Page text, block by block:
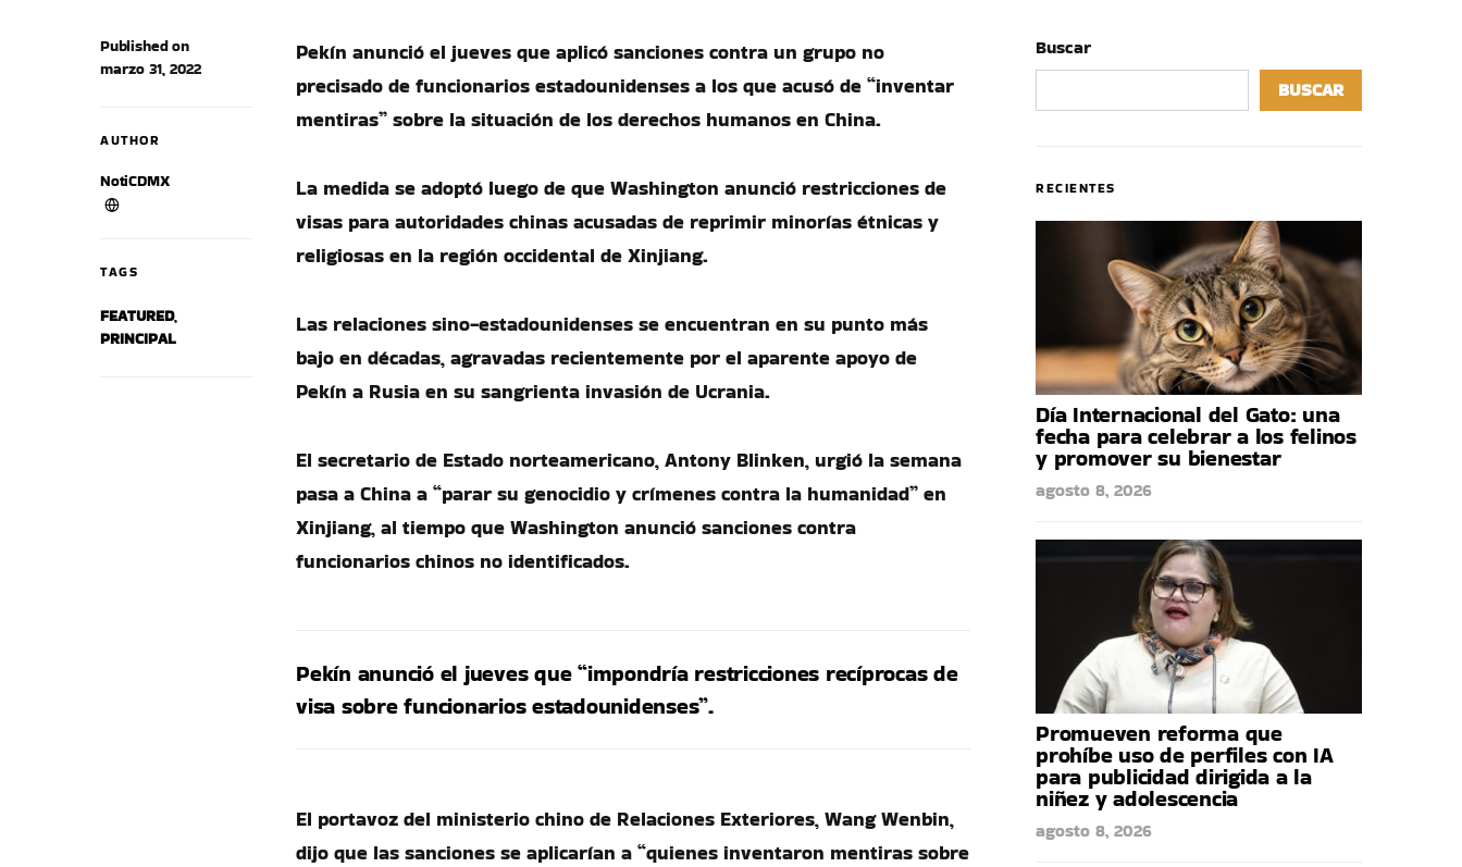
Published on
marzo 31, 2022
AUTHOR
NotiCDMX
TAGS
FEATURED,
PRINCIPAL
Pekín anunció el jueves que aplicó sanciones contra un grupo no
precisado de funcionarios estadounidenses a los que acusó de “inventar
mentiras” sobre la situación de los derechos humanos en China.
La medida se adoptó luego de que Washington anunció restricciones de
visas para autoridades chinas acusadas de reprimir minorías étnicas y
religiosas en la región occidental de Xinjiang.
Las relaciones sino-estadounidenses se encuentran en su punto más
bajo en décadas, agravadas recientemente por el aparente apoyo de
Pekín a Rusia en su sangrienta invasión de Ucrania.
El secretario de Estado norteamericano, Antony Blinken, urgió la semana
pasa a China a “parar su genocidio y crímenes contra la humanidad” en
Xinjiang, al tiempo que Washington anunció sanciones contra
funcionarios chinos no identificados.
Pekín anunció el jueves que “impondría restricciones recíprocas de
visa sobre funcionarios estadounidenses”.
El portavoz del ministerio chino de Relaciones Exteriores, Wang Wenbin,
dijo que las sanciones se aplicarían a “quienes inventaron mentiras sobre
Buscar
BUSCAR
RECIENTES
Día Internacional del Gato: una
fecha para celebrar a los felinos
y promover su bienestar
agosto 8, 2026
Promueven reforma que
prohíbe uso de perfiles con IA
para publicidad dirigida a la
niñez y adolescencia
agosto 8, 2026